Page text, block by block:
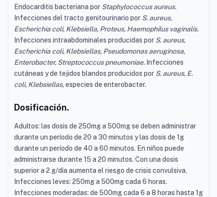
Endocarditis bacteriana por Staphylococcus aureus.
Infecciones del tracto genitourinario por S. aureus,
Escherichia coli, Klebsiella, Proteus, Haemophilus vaginalis.
Infecciones intraabdominales producidas por S. aureus,
Escherichia coli, Klebsiellas, Pseudomonas aeruginosa,
Enterobacter, Streptococcus pneumoniae. Infecciones
cutáneas y de tejidos blandos producidos por S. aureus, E.
coli, Klebsiellas,especies de enterobacter.
Dosificación.
Adultos: las dosis de 250mg a 500mg se deben administrar
durante un período de 20 a 30 minutos y las dosis de 1g
durante un período de 40 a 60 minutos. En niños puede
administrarse durante 15 a 20 minutos. Con una dosis
superior a 2 g/día aumenta el riesgo de crisis convulsiva.
Infecciones leves: 250mg a 500mg cada 6 horas.
Infecciones moderadas: de 500mg cada 6 a 8 horas hasta 1g